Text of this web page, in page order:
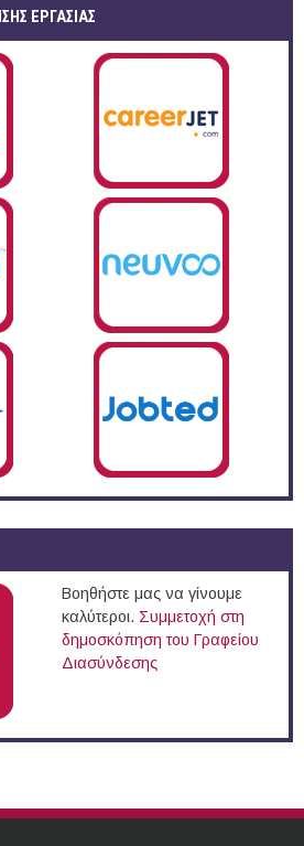
ΕΡΓΑΣΙΑΣ
Βοηθήστε μας να γίνουμε
καλύτεροι. Συμμετοχή στη
δημοσκόπηση του Γραφείου
Διασύνδεσης